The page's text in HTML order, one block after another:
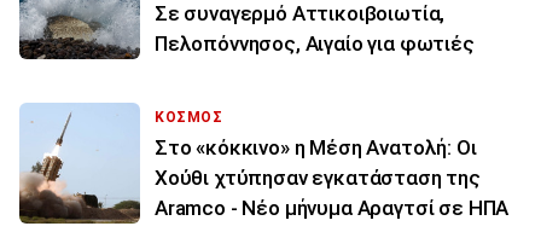
Σε συναγερμό Αττικοιβοιωτία,
Πελοπόννησος, Αιγαίο για φωτιές
ΚΟΣΜΟΣ
Στο «κόκκινο» η Μέση Ανατολή: Οι
Χούθι χτύπησαν εγκατάσταση της
Aramco - Νέο μήνυμα Αραγτσί σε ΗΠΑ